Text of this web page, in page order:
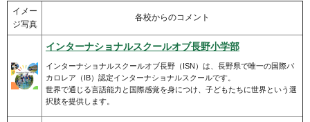
イメー
ジ写真
各校からのコメント
インターナショナルスクールオブ長野小学部
インターナショナルスクールオブ長野（ISN）は、長野県で唯一の国際バ
カロレア（IB）認定インターナショナルスクールです。
世界で通じる言語能力と国際感覚を身につけ、子どもたちに世界という選
択肢を提供します。